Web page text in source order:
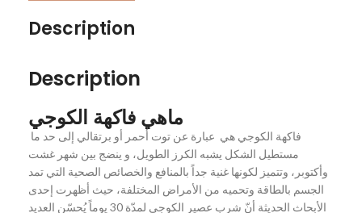
Description
Description
ماهي فاكهة الكوجي
مستطيل الشكل يشبه الكرز الطويل، و ينضج بين شهر غشت
وأكتوبر، وتتميز لكونها غنية جداً بالمنافع والخصائص الصحية التي تمد
الجسم بالطاقة وتحميه من الأمراض المختلفة، حيث أظهرت إحدى
الأبحاث الحديثة أنّ شرب عصير الكوجي لمدّة 30 يوماً يُحسّن العديد